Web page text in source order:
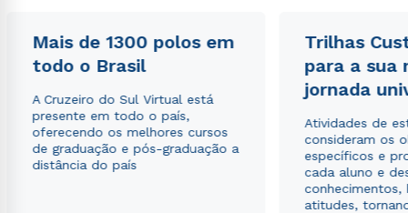
Mais de 1300 polos em
todo o Brasil
A Cruzeiro do Sul Virtual está
presente em todo o país,
oferecendo os melhores cursos
de graduação e pós-graduação a
distância do país
Trilhas
para a sua
jornada
Atividades de
consideram os
específicos e
cada aluno e
conhecimentos,
atitudes,